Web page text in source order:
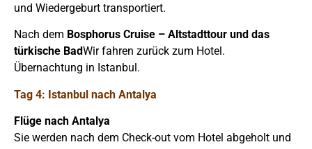
und Wiedergeburt transportiert.
Nach dem Bosphorus Cruise – Altstadttour und das
türkische BadWir fahren zurück zum Hotel.
Übernachtung in Istanbul.
Tag 4: Istanbul nach Antalya
Flüge nach Antalya
Sie werden nach dem Check-out vom Hotel abgeholt und